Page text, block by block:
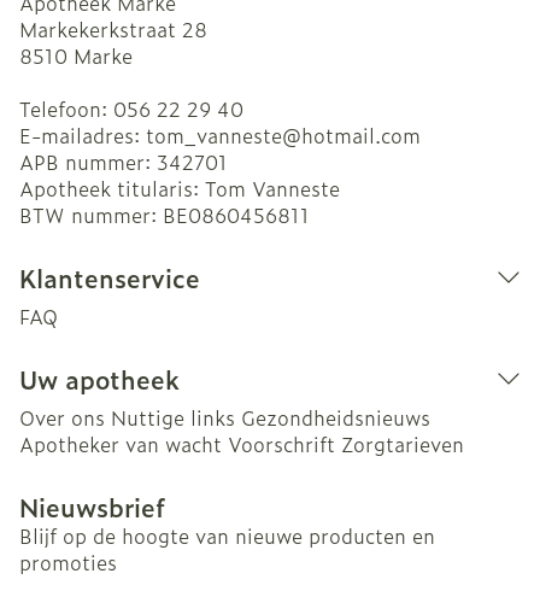
Markekerkstraat 28
8510 Marke
Telefoon: 056 22 29 40
E-mailadres: tom_vanneste@hotmail.com
APB nummer: 342701
Apotheek titularis: Tom Vanneste
BTW nummer: BE0860456811
Klantenservice
FAQ
Uw apotheek
Over ons Nuttige links Gezondheidsnieuws
Apotheker van wacht Voorschrift Zorgtarieven
Nieuwsbrief
Blijf op de hoogte van nieuwe producten en
promoties